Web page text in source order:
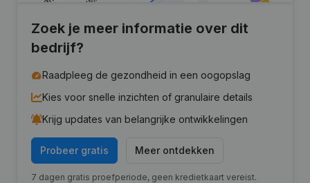
Zoek je meer informatie over dit
bedrijf?
Raadpleeg de gezondheid in een oogopslag
Kies voor snelle inzichten of granulaire details
Krijg updates van belangrijke ontwikkelingen
Probeer gratis Meer ontdekken
7 dagen gratis proefperiode, geen kredietkaart vereist.